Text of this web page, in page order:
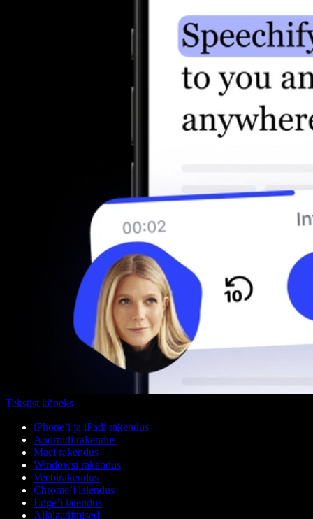
Tekstist kõneks
iPhone’i ja iPadi rakendus
Androidi rakendus
Maci rakendus
Windowsi rakendus
Veebirakendus
Chrome’i laiendus
Edge’i laiendus
Allalaadimised